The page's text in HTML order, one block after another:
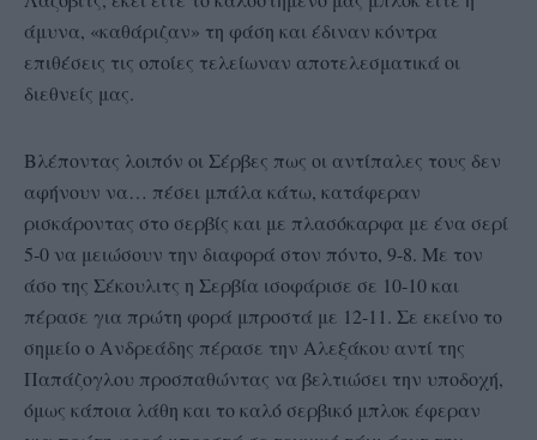
άμυνα, «καθάριζαν» τη φάση και έδιναν κόντρα
επιθέσεις τις οποίες τελείωναν αποτελεσματικά οι
διεθνείς μας.
Βλέποντας λοιπόν οι Σέρβες πως οι αντίπαλες τους δεν
αφήνουν να… πέσει μπάλα κάτω, κατάφεραν
ρισκάροντας στο σερβίς και με πλασόκαρφα με ένα σερί
5-0 να μειώσουν την διαφορά στον πόντο, 9-8. Με τον
άσο της Σέκουλιτς η Σερβία ισοφάρισε σε 10-10 και
πέρασε για πρώτη φορά μπροστά με 12-11. Σε εκείνο το
σημείο ο Ανδρεάδης πέρασε την Αλεξάκου αντί της
Παπάζογλου προσπαθώντας να βελτιώσει την υποδοχή,
όμως κάποια λάθη και το καλό σερβικό μπλοκ έφεραν